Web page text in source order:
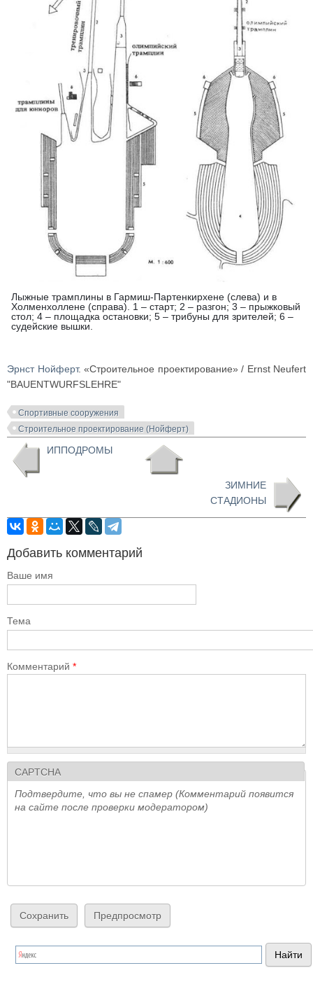
Лыжные трамплины в Гармиш-Партенкирхене (слева) и в
Холменхоллене (справа). 1 – старт; 2 – разгон; 3 – прыжковый
стол; 4 – площадка остановки; 5 – трибуны для зрителей; 6 –
судейские вышки.
Эрнст Нойферт. «Строительное проектирование» / Ernst Neufert
"BAUENTWURFSLEHRE"
Спортивные сооружения
Строительное проектирование (Нойферт)
ИППОДРОМЫ
ЗИМНИЕ
СТАДИОНЫ
Добавить комментарий
Ваше имя
Тема
Комментарий *
CAPTCHA
Подтвердите, что вы не спамер (Комментарий появится
на сайте после проверки модератором)